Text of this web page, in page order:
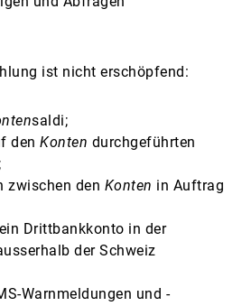
ist nicht erschöpfend:
saldi;
den Konten durchgeführten
zwischen den Konten in Auftrag
Drittbankkonto in der
der Schweiz
Warnmeldungen und -